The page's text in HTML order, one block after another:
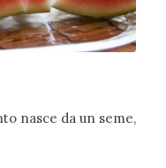
nasce da un seme,